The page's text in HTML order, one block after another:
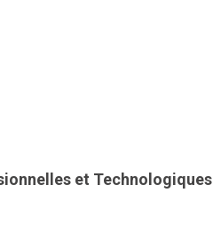
et Technologiques